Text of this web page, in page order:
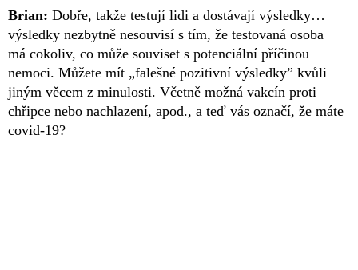
Brian: Dobře, takže testují lidi a dostávají výsledky…
výsledky nezbytně nesouvisí s tím, že testovaná osoba
má cokoliv, co může souviset s potenciální příčinou
nemoci. Můžete mít „falešné pozitivní výsledky” kvůli
jiným věcem z minulosti. Včetně možná vakcín proti
chřipce nebo nachlazení, apod., a teď vás označí, že máte
covid-19?